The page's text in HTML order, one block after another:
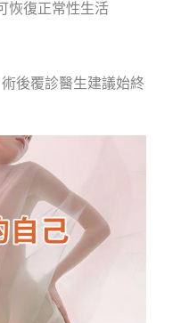
恢復正常性生活
後覆診醫生建議始終